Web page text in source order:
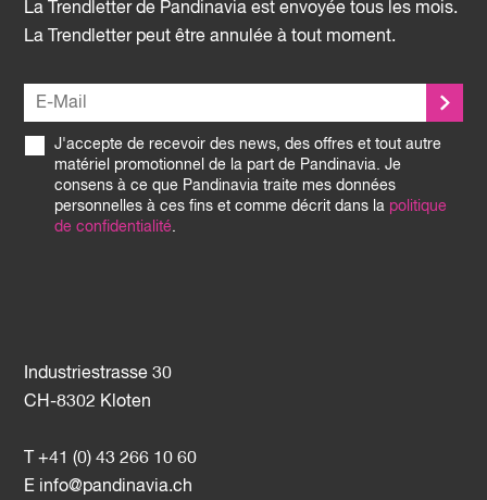
Industriestrasse 30
CH-8302 Kloten
T +41 (0) 43 266 10 60
E info@pandinavia.ch
La Trendletter de Pandinavia est envoyée tous les mois.
La Trendletter peut être annulée à tout moment.
J'accepte de recevoir des news, des offres et tout autre
matériel promotionnel de la part de Pandinavia. Je
consens à ce que Pandinavia traite mes données
personnelles à ces fins et comme décrit dans la politique
de confidentialité.